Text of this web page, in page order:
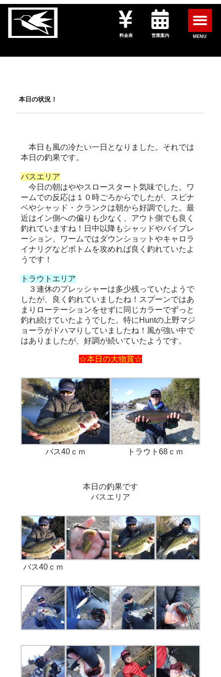
料金表 営業案内 MENU
本日の状況！
本日も風の冷たい一日となりました。それでは
本日の釣果です。
バスエリア
今日の朝はややスロースタート気味でした。ワ
ームでの反応は１０時ごろからでしたが、スピナ
ベやシャッド・クランクは朝から好調でした。最
近はイン側への偏りも少なく、アウト側でも良く
釣れていますね！日中以降もシャッドやバイブレ
ーション、ワームではダウンショットやキャロラ
イナリグなどボトムを攻めれば良く釣れていたよ
うです！
トラウトエリア
３連休のプレッシャーは多少残っていたようで
したが、良く釣れていましたね！スプーンではあ
まりローテーションをせずに同じカラーでずっと
釣れ続けていたようでした。特にHuntの上野マジ
ョーラがドハマりしていましたね！風が強い中で
はありましたが、好調が続いていたようです。
☆本日の大物賞☆
バス40ｃｍ トラウト68ｃｍ
本日の釣果です
バスエリア
バス40ｃｍ